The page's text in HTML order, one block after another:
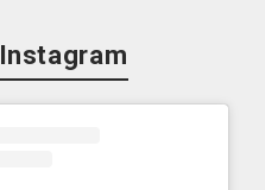
Instagram